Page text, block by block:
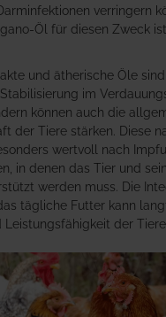
verringern
Öl für diesen Zweck
und ätherische Öle
im
können auch die
der Tiere stärken. Diese
wertvoll nach
in denen das Tier und
werden muss. Die
tägliche Futter kann
Leistungsfähigkeit der